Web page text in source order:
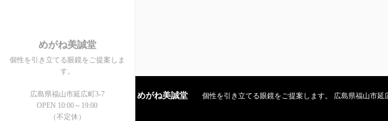
めがね美誠堂
個性を引き立てる眼鏡をご提案しま
す。
広島県福山市延広町3-7
OPEN 10:00～19:00
（不定休）
めがね美誠堂 個性を引き立てる眼鏡をご提案します。 広島県福山市延